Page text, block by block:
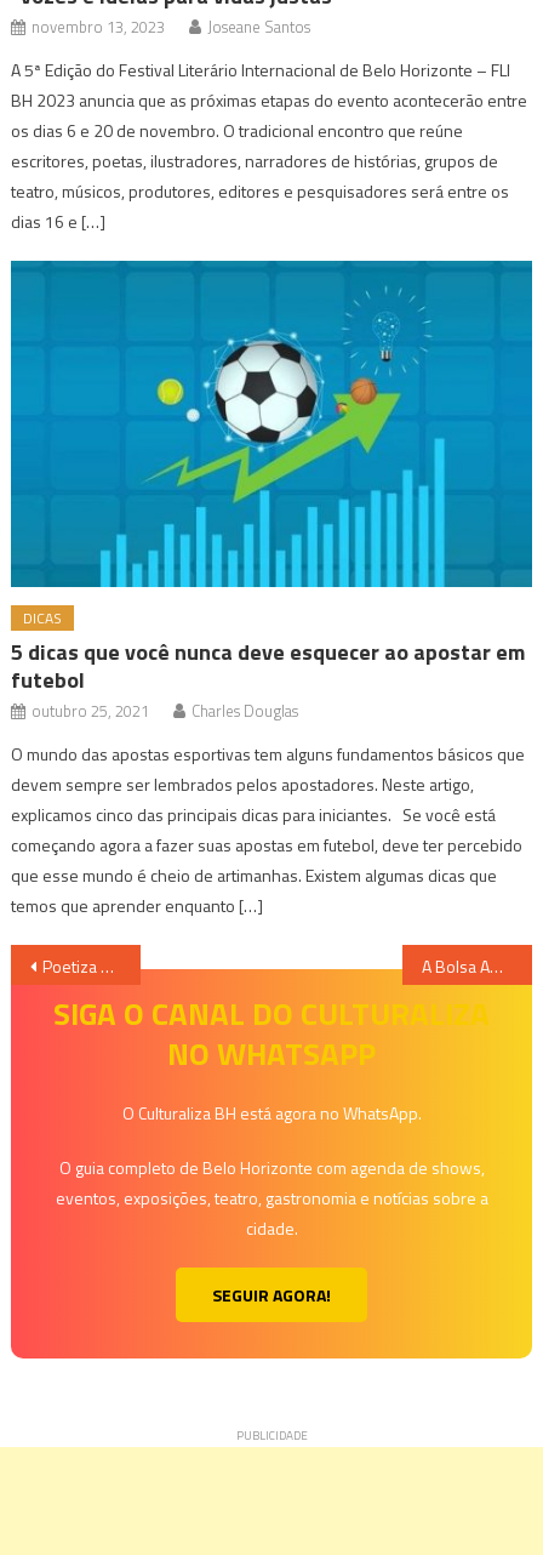
novembro 13, 2023 Joseane Santos
A 5ª Edição do Festival Literário Internacional de Belo Horizonte – FLI
BH 2023 anuncia que as próximas etapas do evento acontecerão entre
os dias 6 e 20 de novembro. O tradicional encontro que reúne
escritores, poetas, ilustradores, narradores de histórias, grupos de
teatro, músicos, produtores, editores e pesquisadores será entre os
dias 16 e […]
DICAS
5 dicas que você nunca deve esquecer ao apostar em
futebol
outubro 25, 2021 Charles Douglas
O mundo das apostas esportivas tem alguns fundamentos básicos que
devem sempre ser lembrados pelos apostadores. Neste artigo,
explicamos cinco das principais dicas para iniciantes. Se você está
começando agora a fazer suas apostas em futebol, deve ter percebido
que esse mundo é cheio de artimanhas. Existem algumas dicas que
temos que aprender enquanto […]
Navegação
Poetiza BH: “Amou daquela vez como se fosse sempre” A Bolsa Amarela – Lygia Bojunga
SIGA O CANAL DO CULTURALIZA
NO WHATSAPP
O Culturaliza BH está agora no WhatsApp.
O guia completo de Belo Horizonte com agenda de shows,
eventos, exposições, teatro, gastronomia e notícias sobre a
cidade.
SEGUIR AGORA!